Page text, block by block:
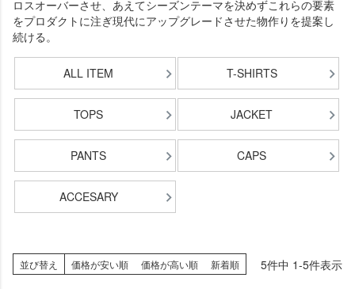
ロスオーバーさせ、あえてシーズンテーマを決めずこれらの要素
をプロダクトに注ぎ現代にアップグレードさせた物作りを提案し
続ける。
ALL ITEM T-SHIRTS
TOPS JACKET
PANTS CAPS
ACCESARY
並び替え 価格が安い順 価格が高い順 新着順 5件中 1-5件表示